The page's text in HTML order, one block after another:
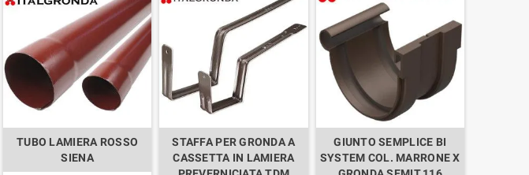
TUBO LAMIERA ROSSO
SIENA
STAFFA PER GRONDA A
CASSETTA IN LAMIERA
GIUNTO SEMPLICE BI
SYSTEM COL. MARRONE X